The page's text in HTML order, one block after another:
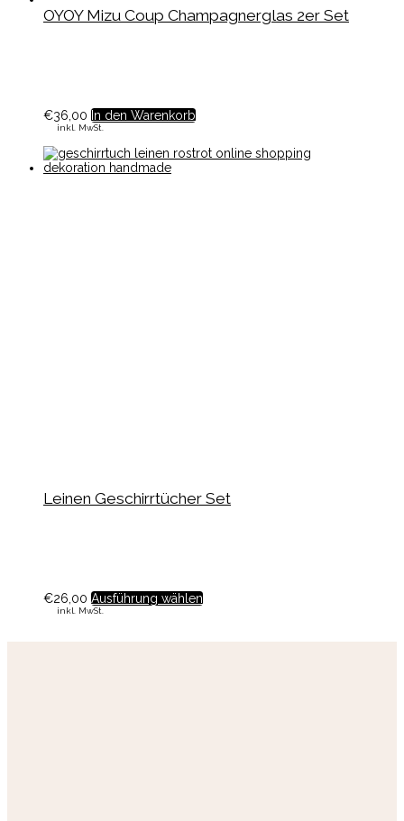
OYOY Mizu Coup Champagnerglas 2er Set
€36,00 In den Warenkorb
inkl. MwSt.
Leinen Geschirrtücher Set
€26,00 Ausführung wählen
inkl. MwSt.